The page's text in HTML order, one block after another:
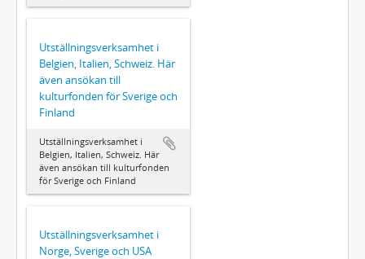
Utställningsverksamhet i
Belgien, Italien, Schweiz. Här
även ansökan till
kulturfonden för Sverige och
Finland
Utställningsverksamhet i
Belgien, Italien, Schweiz. Här
även ansökan till kulturfonden
för Sverige och Finland
Utställningsverksamhet i
Norge, Sverige och USA